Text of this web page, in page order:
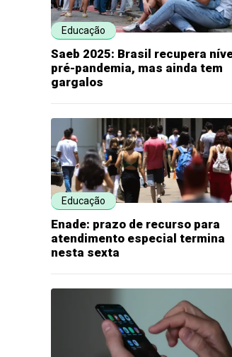
Educação
Saeb 2025: Brasil recupera
pré-pandemia, mas ainda tem
gargalos
Educação
Enade: prazo de recurso para
atendimento especial termina
nesta sexta